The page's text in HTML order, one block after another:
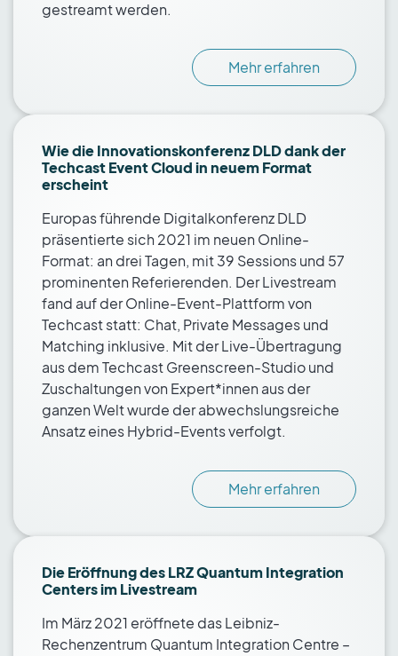
gestreamt werden.
Mehr erfahren
Wie die Innovationskonferenz DLD dank der
Techcast Event Cloud in neuem Format
erscheint
Europas führende Digitalkonferenz DLD
präsentierte sich 2021 im neuen Online-
Format: an drei Tagen, mit 39 Sessions und 57
prominenten Referierenden. Der Livestream
fand auf der Online-Event-Plattform von
Techcast statt: Chat, Private Messages und
Matching inklusive. Mit der Live-Übertragung
aus dem Techcast Greenscreen-Studio und
Zuschaltungen von Expert*innen aus der
ganzen Welt wurde der abwechslungsreiche
Ansatz eines Hybrid-Events verfolgt.
Mehr erfahren
Die Eröffnung des LRZ Quantum Integration
Centers im Livestream
Im März 2021 eröffnete das Leibniz-
Rechenzentrum Quantum Integration Centre –